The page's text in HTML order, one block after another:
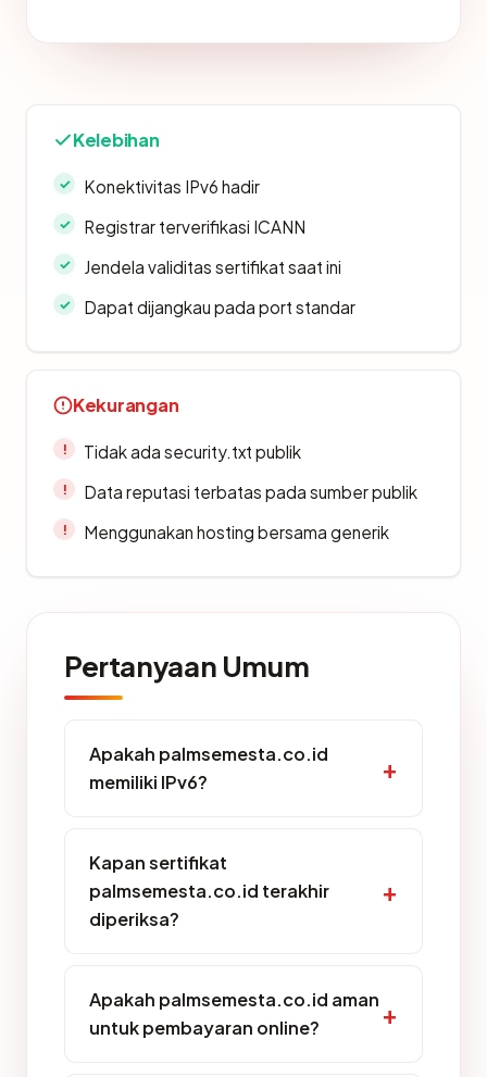
Kelebihan
Konektivitas IPv6 hadir
Registrar terverifikasi ICANN
Jendela validitas sertifikat saat ini
Dapat dijangkau pada port standar
Kekurangan
Tidak ada security.txt publik
Data reputasi terbatas pada sumber publik
Menggunakan hosting bersama generik
Pertanyaan Umum
Apakah palmsemesta.co.id
memiliki IPv6?
Kapan sertifikat
palmsemesta.co.id terakhir
diperiksa?
Apakah palmsemesta.co.id aman
untuk pembayaran online?